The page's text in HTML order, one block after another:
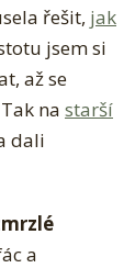
řešit, jak
jsem si
až se
na starší
dali
a